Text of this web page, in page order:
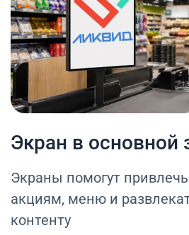
Экран в основной
Экраны помогут
акциям, меню и
контенту